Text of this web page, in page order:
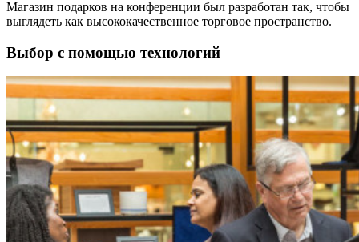
Магазин подарков на конференции был разработан так, чтобы
выглядеть как высококачественное торговое пространство.
Выбор с помощью технологий